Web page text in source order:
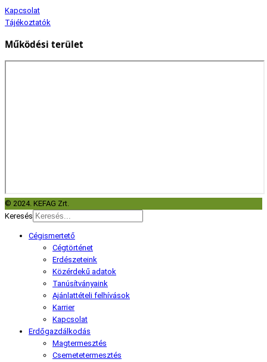
Kapcsolat
Tájékoztatók
Működési terület
© 2024. KEFAG Zrt.
Keresés
Cégismertető
Cégtörténet
Erdészeteink
Közérdekű adatok
Tanúsítványaink
Ajánlattételi felhívások
Karrier
Kapcsolat
Erdőgazdálkodás
Magtermesztés
Csemetetermesztés